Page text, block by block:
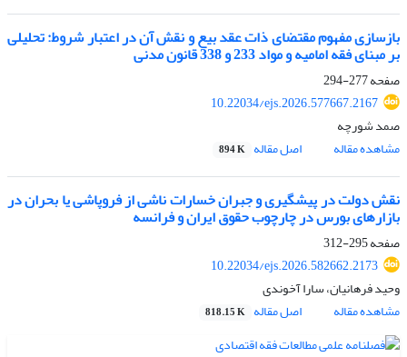
بازسازی مفهوم مقتضای ذات عقد بیع و نقش آن در اعتبار شروط: تحلیلی
بر مبنای فقه امامیه و مواد 233 و 338 قانون مدنی
صفحه277-294
10.22034/ejs.2026.577667.2167
صمد شورچه
مشاهده مقاله
اصل مقاله 894 K
نقش دولت در پیشگیری و جبران خسارات ناشی از فروپاشی یا بحران در
بازارهای بورس در چارچوب حقوق ایران و فرانسه
صفحه295-312
10.22034/ejs.2026.582662.2173
وحید فرهانیان، سارا آخوندی
مشاهده مقاله
اصل مقاله 818.15 K